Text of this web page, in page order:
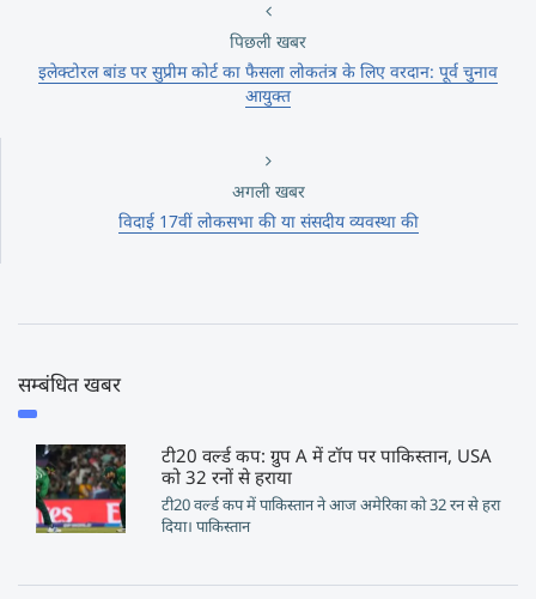
पिछली खबर
इलेक्टोरल बांड पर सुप्रीम कोर्ट का फैसला लोकतंत्र के लिए वरदान: पूर्व चुनाव
आयुक्त
अगली खबर
विदाई 17वीं लोकसभा की या संसदीय व्यवस्था की
सम्बंधित खबर
टी20 वर्ल्ड कप: ग्रुप A में टॉप पर पाकिस्तान, USA
को 32 रनों से हराया
टी20 वर्ल्ड कप में पाकिस्तान ने आज अमेरिका को 32 रन से हरा
दिया। पाकिस्तान